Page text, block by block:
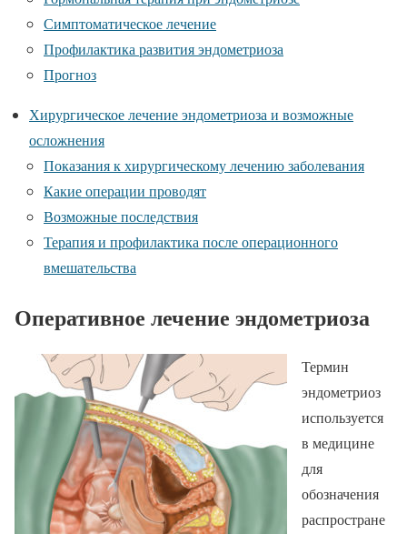
Симптоматическое лечение
Профилактика развития эндометриоза
Прогноз
Хирургическое лечение эндометриоза и возможные
осложнения
Показания к хирургическому лечению заболевания
Какие операции проводят
Возможные последствия
Терапия и профилактика после операционного
вмешательства
Оперативное лечение эндометриоза
Термин
эндометриоз
используется
в медицине
для
обозначения
распростране